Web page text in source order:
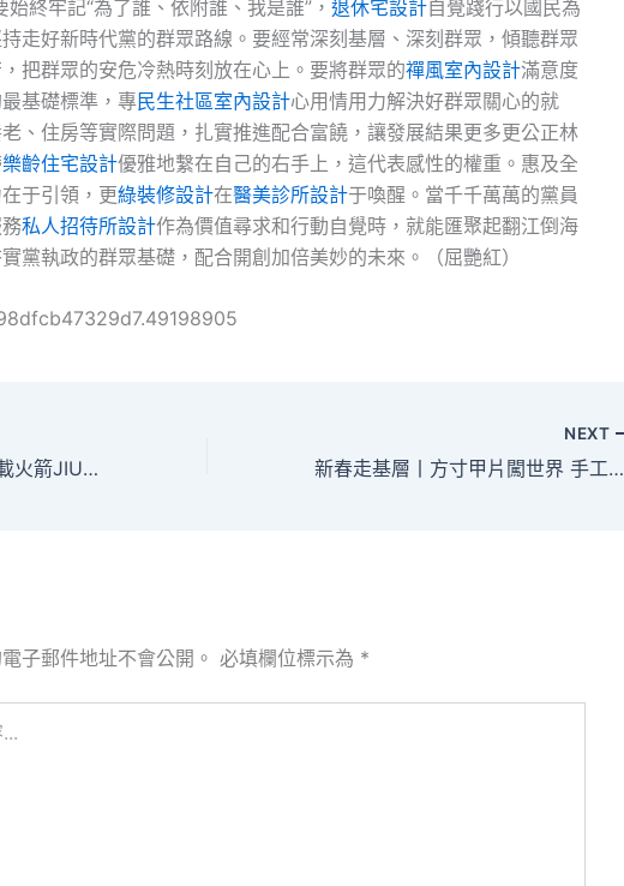
始終牢記“為了誰、依附誰、我是誰”， 退休宅設計自覺踐行以國民為
走好新時代黨的群眾路線。要經常深刻基層、深刻群眾，傾聽群眾
把群眾的安危冷熱時刻放在心上。要將群眾的禪風室內設計滿意度
基礎標準，專民生社區室內設計心用情用力解決好群眾關心的就
、住房等實際問題，扎實推進配合富饒，讓發展結果更多更公正林
樂齡住宅設計優雅地繫在自己的右手上，這代表感性的權重。惠及全
于引領，更綠裝修設計在醫美診所設計于喚醒。當千千萬萬的黨員
私人招待所設計作為價值尋求和行動自覺時，就能匯聚起翻江倒海
黨執政的群眾基礎，配合開創加倍美妙的未來。（屈艷紅）
我國勝利進行長征十號運載火箭JIUYI俱意翻修設計系統高空演示驗證飛行試驗
NEXT
新春走基層丨方寸甲片闖世界 手工JIUYI俱意豪宅設計穿著甲“出海”記
子郵件地址不會公開。 必填欄位標示為 *